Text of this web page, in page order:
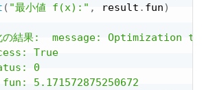
( "最小値 f(x):" , result . fun)
の結果:  message: Optimization
True
0
fun: 5.171572875250672